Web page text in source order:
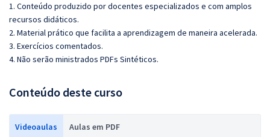
1. Conteúdo produzido por docentes especializados e com amplos
recursos didáticos.
2. Material prático que facilita a aprendizagem de maneira acelerada.
3. Exercícios comentados.
4. Não serão ministrados PDFs Sintéticos.
Conteúdo deste curso
Videoaulas Aulas em PDF